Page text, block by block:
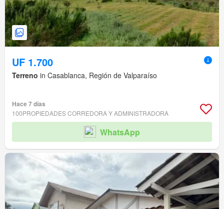
UF 1.700
Terreno in Casablanca, Región de Valparaíso
Hace 7 días
100PROPIEDADES CORREDORA Y ADMINISTRADORA
WhatsApp